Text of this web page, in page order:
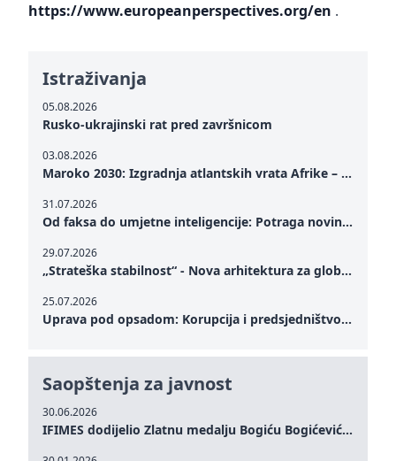
https://www.europeanperspectives.org/en .
Saopštenja za javnost
30.06.2026
IFIMES dodijelio Zlatnu medalju Bogiću Bogićeviću za izuzetan doprinos demokratskim vrijednostima i miru
Istraživanja
05.08.2026
Rusko-ukrajinski rat pred završnicom
03.08.2026
Maroko 2030: Izgradnja atlantskih vrata Afrike – od Tangera u Mediteranu do novog geopolitičkog koridora
31.07.2026
Od faksa do umjetne inteligencije: Potraga novinarstva za istinom u digitalnom dobu
29.07.2026
„Strateška stabilnost“ - Nova arhitektura za globalnu saradnju
25.07.2026
Uprava pod opsadom: Korupcija i predsjedništvo Zelenskog – Kako unutrašnje ranjivosti testiraju političku otpornost Ukrajine u kritičnom trenutku rata